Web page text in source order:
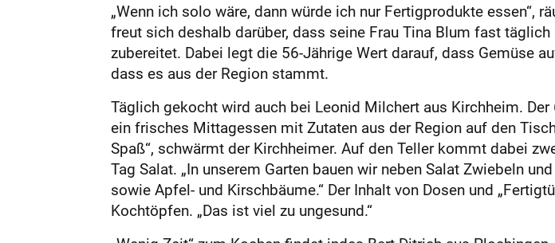
„Wenn ich solo wäre, dann würde ich nur Fertigprodukte essen“,
freut sich deshalb darüber, dass seine Frau Tina Blum fast
zubereitet. Dabei legt die 56-Jährige Wert darauf, dass Gemüse
dass es aus der Region stammt.
Täglich gekocht wird auch bei ­Leonid Milchert aus Kirchheim.
ein frisches Mittagessen mit Zutaten aus der Region auf den
Spaß“, schwärmt der Kirchheimer. Auf den Teller kommt dabei
Tag Salat. „In unserem Garten bauen wir neben Salat Zwiebeln
sowie Apfel- und Kirschbäume.“ Der Inhalt von Dosen und
Kochtöpfen. „Das ist viel zu ungesund.“